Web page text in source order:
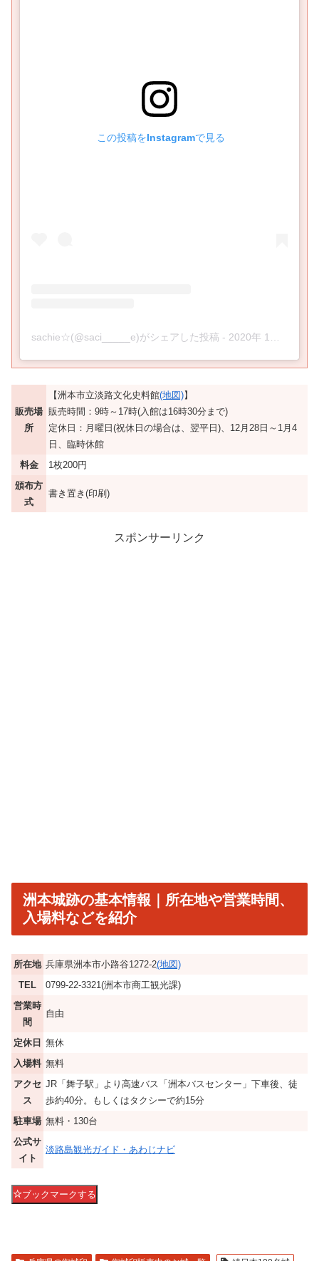
この投稿をInstagramで見る
sachie☆(@saci_____e)がシェアした投稿 - 2020年 1月月9日午前4時47分PST
販売場
所
【洲本市立淡路文化史料館(地図)】
販売時間：9時～17時(入館は16時30分まで)
定休日：月曜日(祝休日の場合は、翌平日)、12月28日～1月4
日、臨時休館
料金
1枚200円
頒布方
式
書き置き(印刷)
スポンサーリンク
洲本城跡の基本情報｜所在地や営業時間、
入場料などを紹介
所在地 兵庫県洲本市小路谷1272-2(地図)
TEL
0799-22-3321(洲本市商工観光課)
営業時
間
自由
定休日 無休
入場料 無料
アクセ
ス
JR「舞子駅」より高速バス「洲本バスセンター」下車後、徒
歩約40分。もしくはタクシーで約15分
駐車場 無料・130台
公式サ
イト
淡路島観光ガイド・あわじナビ
ブックマークする